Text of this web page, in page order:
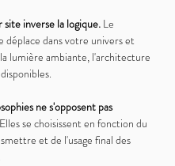
site inverse la logique. Le
déplace dans votre univers et
lumière ambiante, l'architecture
ne s'opposent pas
Elles se choisissent en fonction du
et de l'usage final des